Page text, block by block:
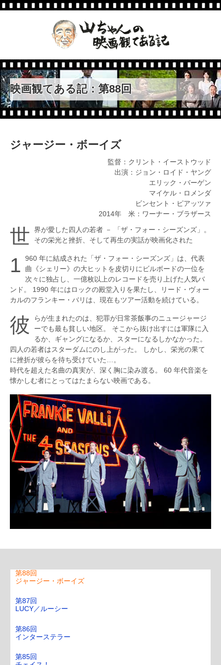
映画観てある記：第88回
ジャージー・ボーイズ
監督：クリント・イーストウッド
出演：ジョン・ロイド・ヤング
エリック・バーゲン
マイケル・ロメンダ
ビンセント・ピアッツァ
2014年 米：ワーナー・ブラザース
世界が愛した四人の若者 － 「ザ・フォー・シーズンズ」。 その栄光と挫折、そして再生の実話が映画化された
1960 年に結成された「ザ・フォー・シーズンズ」は、代表 曲 シェリー
の大ヒットを皮切りにビルボードの一位を
次々に独占し、一億枚以上のレコードを売り上げた人気バ
ンド。 1990 年にはロックの殿堂入りを果たし、リード・ヴォー
カルのフランキー・バリは、現在もツアー活動を続けている。
彼らが生まれたのは、犯罪が日常茶飯事のニュージャージ
ーでも最も貧しい地区。 そこから抜け出すには軍隊に入
るか、ギャングになるか、スターになるしかなかった。
四人の若者はスターダムにのし上がった。 しかし、栄光の果て
に挫折が彼らを待ち受けていた…。
時代を超えた名曲の真実が、深く胸に染み渡る。 60 年代音楽を
懐かしむ者にとってはたまらない映画である。
007 スペクター
トランスポーター イグニショ
第106回
駆込み女と駆出し男
第105回
アントマン
ル ローグ・ネイション
第100回
母と暮せば
第99回
ラン・オールナイト
第98回
フォーカス
第97回
シバジ
第96回
唐山大地震
第95回
アメリカン・スナイパー
第94回
百円の恋
第93回
エクソダス：神と王
第92回
96時間 レクイエム
第91回
バンクーバーの朝日
第88回
ジャージー・ボーイズ
第87回
LUCY／ルーシー
第86回
インターステラー
第85回